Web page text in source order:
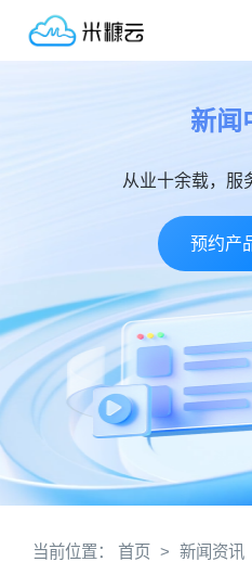
新闻
从业十余载，服
预约产
当前位置： 首页 > 新闻资讯